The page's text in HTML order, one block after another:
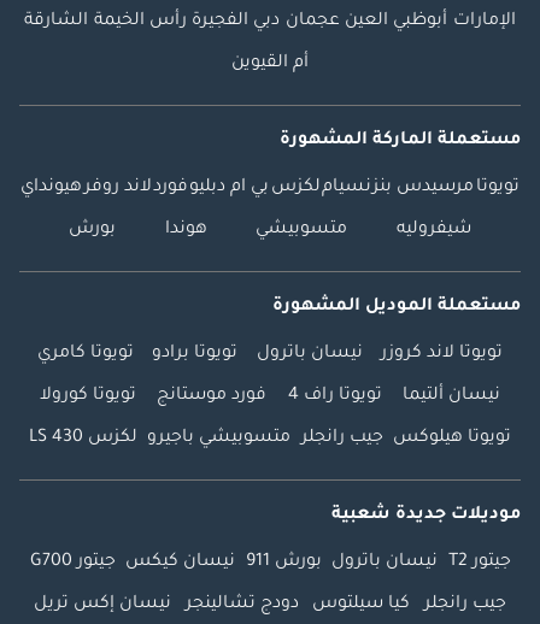
الإمارات أبوظبي العين عجمان دبي الفجيرة رأس الخيمة الشارقة
أم القيوين
مستعملة الماركة المشهورة
تويوتا مرسيدس بنزنسياملكزس بي ام دبليوفوردلاند روفرهيونداي
شيفروليه متسوبيشي هوندا بورش
مستعملة الموديل المشهورة
تويوتا لاند كروزر نيسان باترول تويوتا برادو تويوتا كامري
نيسان ألتيما تويوتا راف 4 فورد موستانج تويوتا كورولا
تويوتا هيلوكس جيب رانجلر متسوبيشي باجيرو لكزس LS 430
موديلات جديدة شعبية
جيتور T2 نيسان باترول بورش 911 نيسان كيكس جيتور G700
جيب رانجلر كيا سيلتوس دودج تشالينجر نيسان إكس تريل